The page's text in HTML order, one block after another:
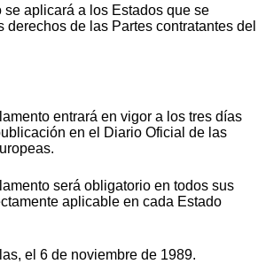
se aplicará a los Estados que se
derechos de las Partes contratantes del
entrará en vigor a los tres días
en el Diario Oficial de las
será obligatorio en todos sus
aplicable en cada Estado
el 6 de noviembre de 1989.